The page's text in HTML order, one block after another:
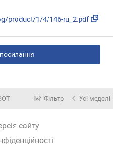
product/1/4/146-ru_2.pdf
Фільтр Усі моделі
сайту